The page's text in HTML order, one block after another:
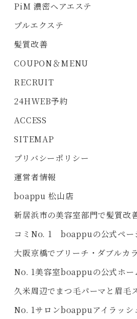
PiM 濃密ヘアエステ
プルエクステ
髪質改善
COUPON＆MENU
RECRUIT
24HWEB予約
ACCESS
SITEMAP
プリバシーポリシー
運営者情報
boappu 松山店
新居浜市の美容室部門で髪質改
コミNo. 1 boappuの公式ペー
大阪京橋でブリーチ・ダブルカ
No. 1美容室boappuの公式ホー
久米周辺でまつ毛パーマと眉毛
No. 1サロンboappuアイラッシ